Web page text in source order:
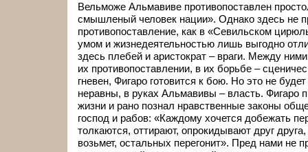
Вельможе Альмавиве противопоставлен
смышленый человек нации». Однако здесь не
противопоставление, как в «Севильском
умом и жизнедеятельностью лишь выгодно
здесь плебей и аристократ – враги. Между
их противопоставлении, в их борьбе –
гневен, Фигаро готовится к бою. Но это не
неравны, в руках Альмавивы – власть. Фигаро
жизни и рано познал нравственные законы
господ и рабов: «Каждому хочется добежать
толкаются, оттирают, опрокидывают друг
возьмет, остальных перегонит». Пред нами не